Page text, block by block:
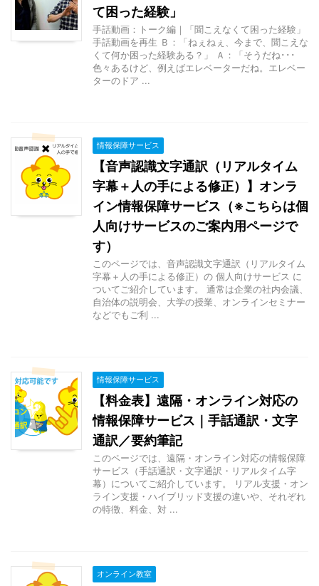
て困った経験」
手話動画：トーク編｜「聞こえなくて困った経験」
手話動画を再生 Ｂ：「ねぇねぇ、今まで、聞こえな
くて何か困った経験ある？」 Ａ：「そうだね･･･
色々あるけど、例えばエレベーターだね。エレベー
ターのドア ...
情報保障サービス
【音声認識文字通訳（リアルタイム
字幕＋人の手による修正）】オンラ
イン情報保障サービス（※こちらは個
人向けサービスのご案内用ページで
す）
このページでは、音声認識文字通訳（リアルタイム
字幕＋人の手による修正）の 個人向けサービス に
ついてご紹介しています。 通常は企業の社内会議、
自治体の説明会、大学の授業、オンラインセミナー
などでもご利 ...
情報保障サービス
【料金表】遠隔・オンライン対応の
情報保障サービス｜手話通訳・文字
通訳／要約筆記
このページでは、遠隔・オンライン対応の情報保障
サービス（手話通訳・文字通訳・リアルタイム字
幕）についてご紹介しています。 リアル支援・オン
ライン支援・ハイブリッド支援の違いや、それぞれ
の特徴、料金、対 ...
オンライン教室